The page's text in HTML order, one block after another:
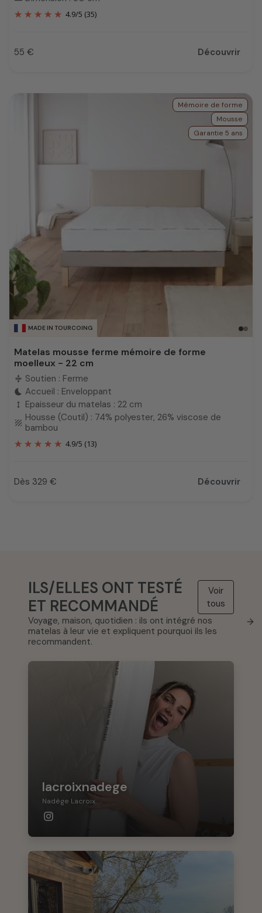
4.9/5 (35)
Prix
55 € Découvrir
MADE IN TOURCOING
Mémoire de forme
Mousse
Garantie 5 ans
Matelas mousse ferme mémoire de forme
moelleux - 22 cm
compress Soutien : Ferme
bedtime Accueil : Enveloppant
height Epaisseur du matelas : 22 cm
texture Housse (Coutil) : 74% polyester, 26% viscose de
bambou
4.9/5 (13)
Prix
Dès 329 € Découvrir
ILS/ELLES ONT TESTÉ
ET RECOMMANDÉ
Voir
tous
→
Voyage, maison, quotidien : ils ont intégré nos
matelas à leur vie et expliquent pourquoi ils les
recommandent.
lacroixnadege
Nadège Lacroix